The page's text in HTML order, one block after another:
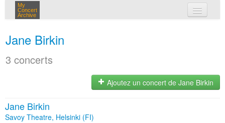
My
Concert
Archive
Jane Birkin
3 concerts
Ajoutez un concert de Jane Birkin
Jane Birkin
Savoy Theatre, Helsinki (FI)